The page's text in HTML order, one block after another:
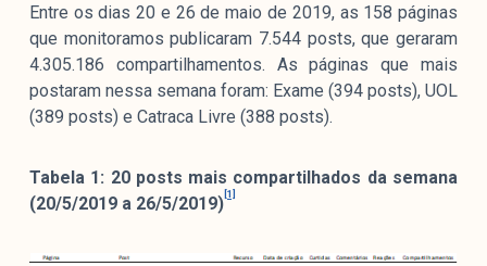
colabore
O Manchetômetro é um site de acompanhamento da
cobertura da grande mídia sobre temas de economia e
e Esfera Pública (LEMEP). O LEMEP tem registro no
Entre os dias 20 e 26 de maio de 2019, as 158 páginas
que monitoramos publicaram 7.544 posts, que geraram
4.305.186 compartilhamentos. As páginas que mais
postaram nessa semana foram: Exame (394 posts), UOL
(389 posts) e Catraca Livre (388 posts).
Tabela 1: 20 posts mais compartilhados da semana
(20/5/2019 a 26/5/2019) [1]